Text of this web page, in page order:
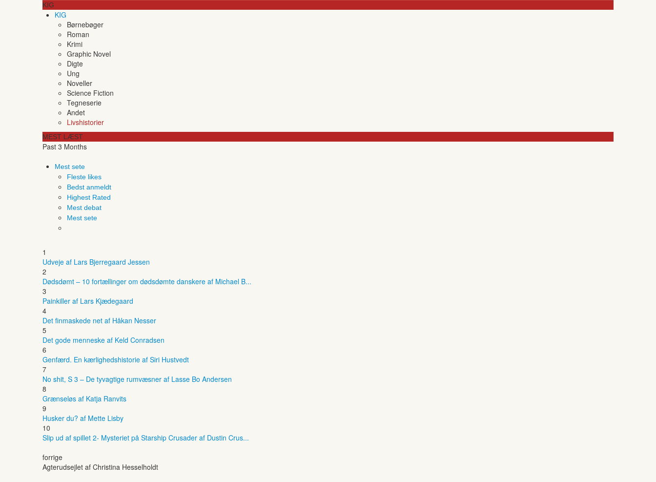
KIG
KIG
Børnebøger
Roman
Krimi
Graphic Novel
Digte
Ung
Noveller
Science Fiction
Tegneserie
Andet
Livshistorier
MEST LÆST
Past 3 Months
Mest sete
Fleste likes
Bedst anmeldt
Highest Rated
Mest debat
Mest sete
1
Udveje af Lars Bjerregaard Jessen
2
Dødsdømt – 10 fortællinger om dødsdømte danskere af Michael B...
3
Painkiller af Lars Kjædegaard
4
Det finmaskede net af Håkan Nesser
5
Det gode menneske af Keld Conradsen
6
Genfærd. En kærlighedshistorie af Siri Hustvedt
7
No shit, S 3 – De tyvagtige rumvæsner af Lasse Bo Andersen
8
Grænseløs af Katja Ranvits
9
Husker du? af Mette Lisby
10
Slip ud af spillet 2- Mysteriet på Starship Crusader af Dustin Crus...
forrige
Agterudsejlet af Christina Hesselholdt